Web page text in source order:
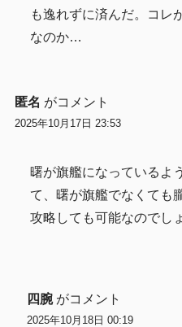
も逸れずに済んだ。コレ
なのか…
匿名 がコメント
2025年10月17日 23:53
曙が旗艦になっているよ
て、曙が旗艦でなくても
攻略しても可能なのでし
四腕 がコメント
2025年10月18日 00:19